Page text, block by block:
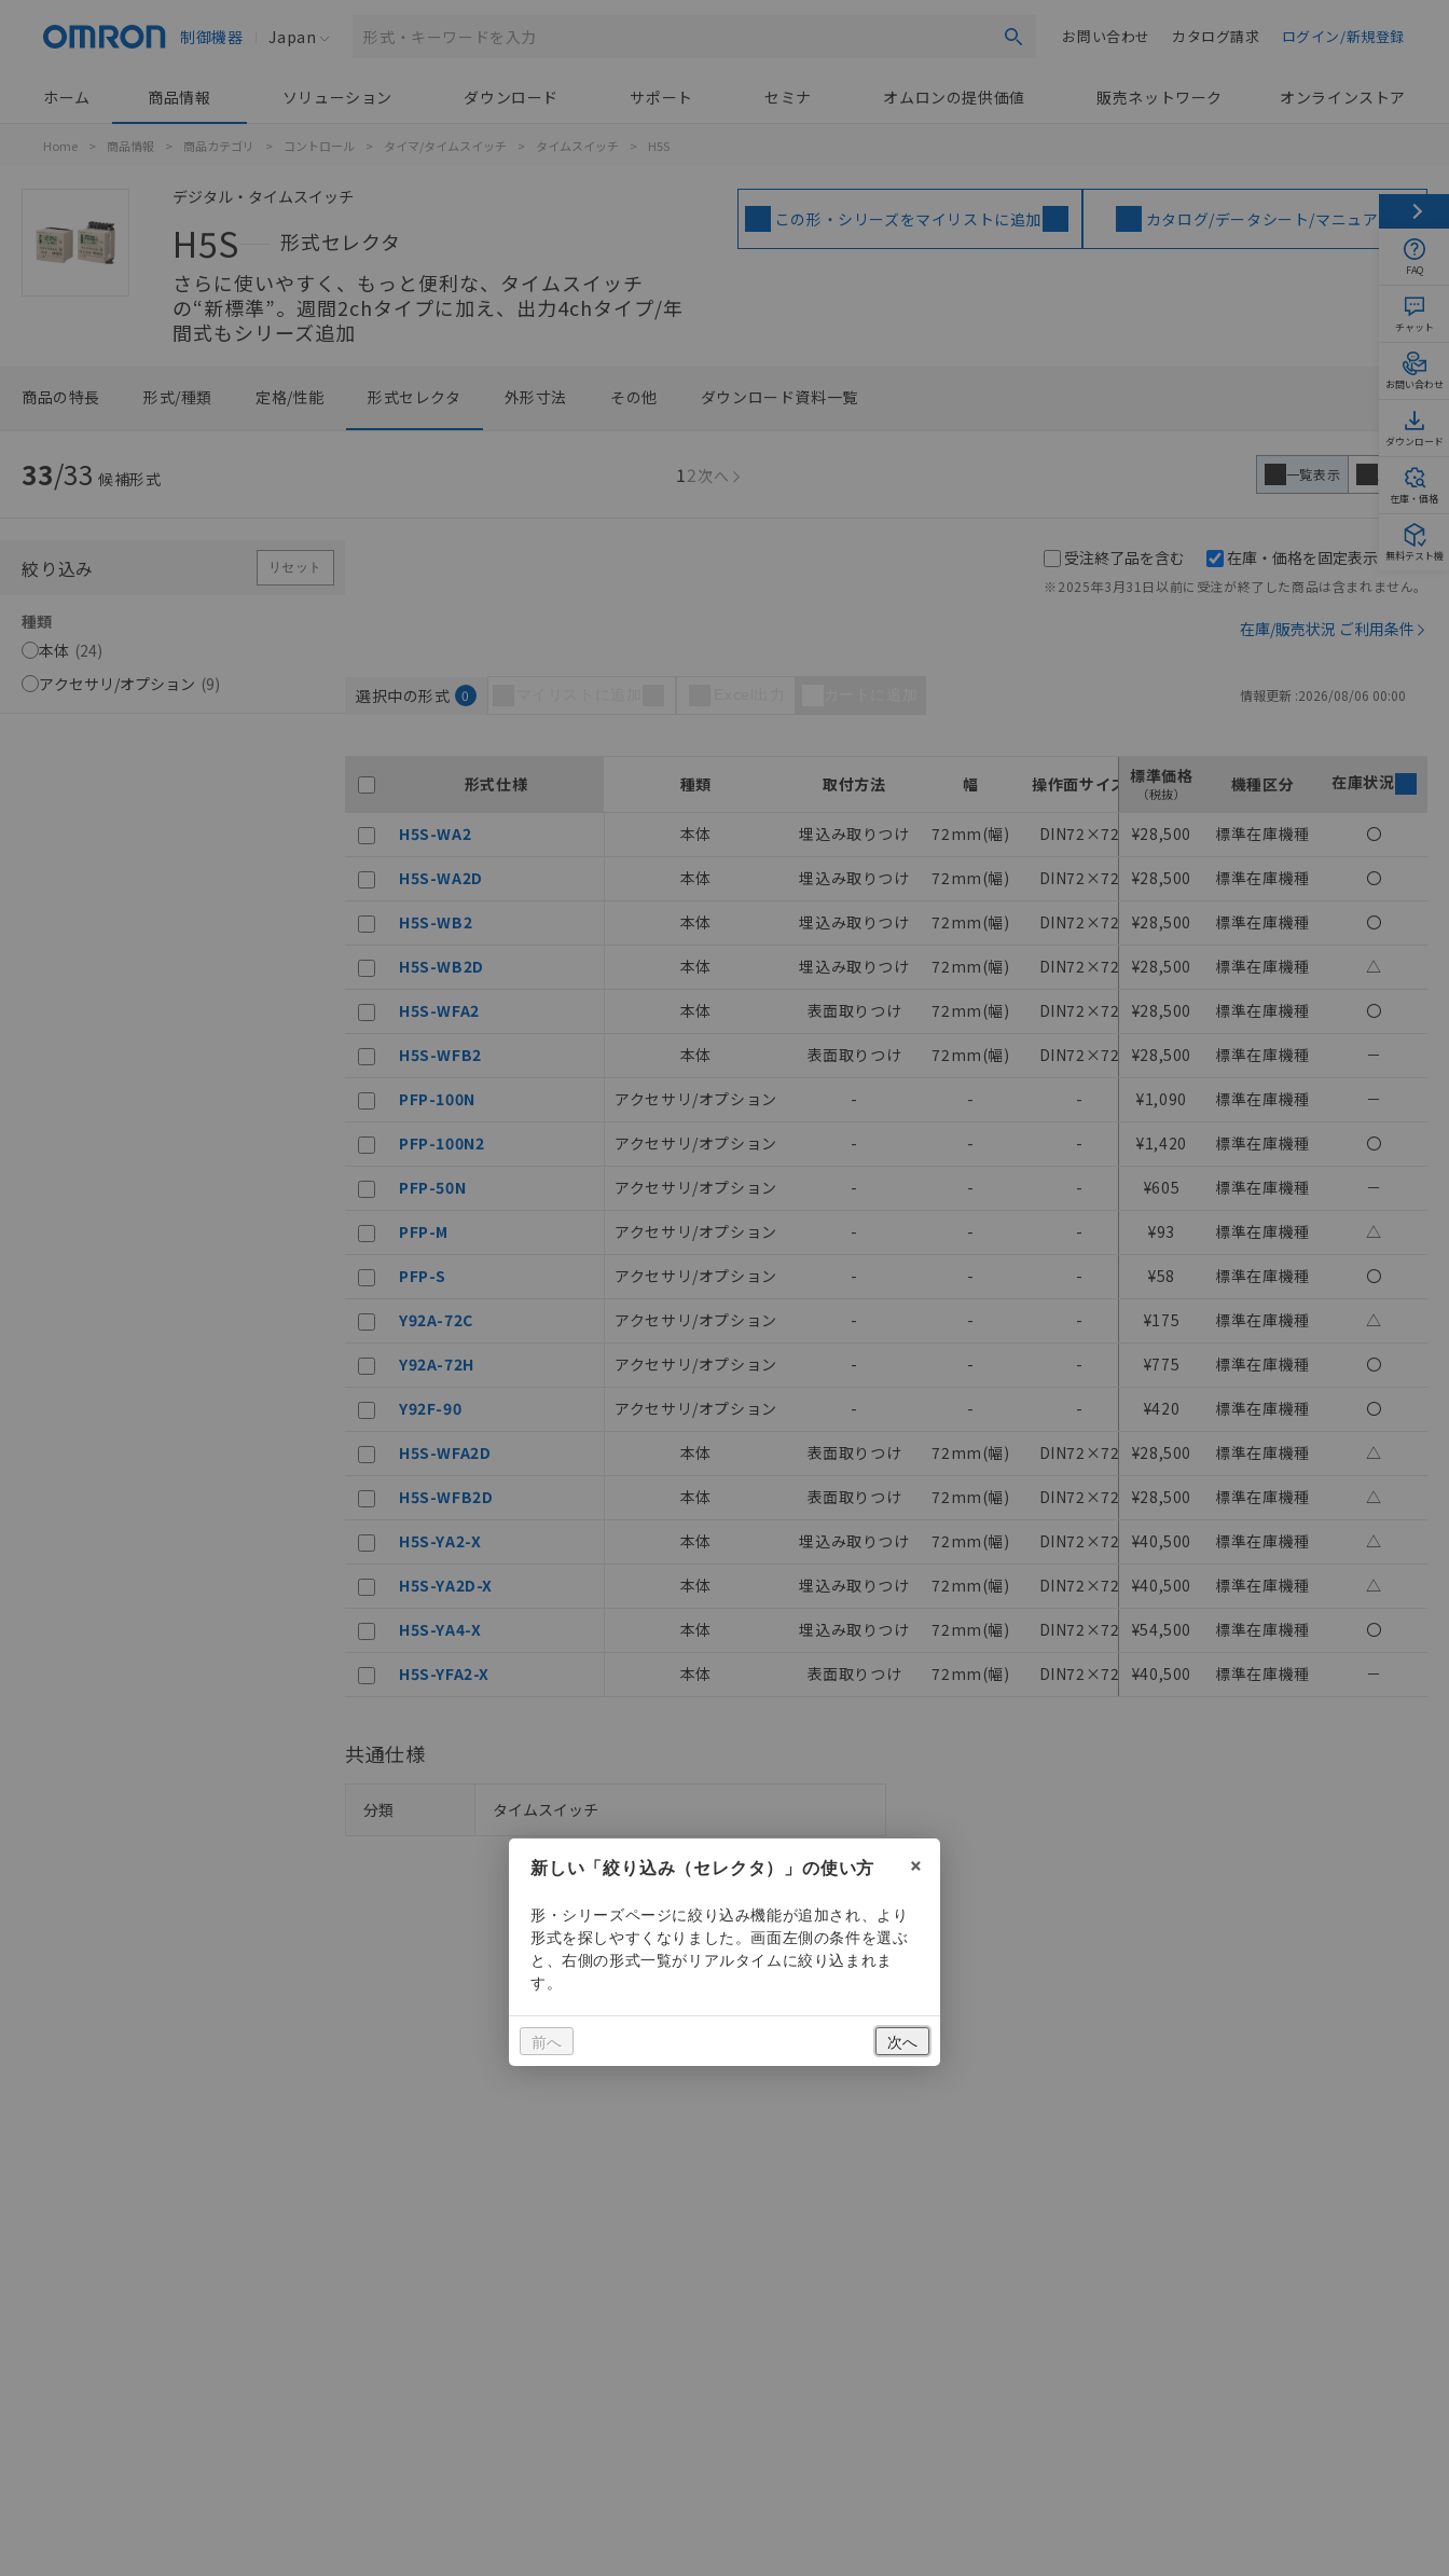
制御機器 Japan 検索 ログイン/新規登録
カタログ請求
お問い合わせ
ホーム 商品情報 ソリューション ダウンロード サポート セミナ オムロンの提供価値 販売ネットワーク オンラインストア
Home > 商品情報 > 商品カテゴリ > コントロール > タイマ/タイムスイッチ > タイムスイッチ > H5S
デジタル・タイムスイッチ
H5S
形式セレクタ
さらに使いやすく、もっと便利な、タイムスイッチ
の“新標準”。週間2chタイプに加え、出力4chタイプ/年
間式もシリーズ追加
この形・シリーズをマイリストに追加 カタログ/データシート/マニュアル
商品の特長 形式/種類 定格/性能 形式セレクタ 外形寸法 その他 ダウンロード資料一覧
33/33 候補形式 12次へ 一覧表示 比較表
絞り込み リセット
種類
本体 (24)
アクセサリ/オプション (9)
受注終了品を含む
※2025年3月31日以前に受注が終了した商品は含まれません。
在庫・価格を固定表示
在庫/販売状況 ご利用条件
選択中の形式 0 情報更新 :2026/08/06 00:00
形式仕様 種類 取付方法 幅 操作面サイズ 電源電圧
標準価格
（税抜） 機種区分 在庫状況
H5S-WA2 本体 埋込み取りつけ 72mm(幅) DIN72×72 AC100～240V(AC) 週間タイ
¥28,500 標準在庫機種 〇
H5S-WA2D 本体 埋込み取りつけ 72mm(幅) DIN72×72 DC24V(DC) 週間タイ
¥28,500 標準在庫機種 〇
H5S-WB2 本体 埋込み取りつけ 72mm(幅) DIN72×72 AC100～240V(AC) 週間タイ
¥28,500 標準在庫機種 〇
H5S-WB2D 本体 埋込み取りつけ 72mm(幅) DIN72×72 DC24V(DC) 週間タイ
¥28,500 標準在庫機種 △
H5S-WFA2 本体 表面取りつけ 72mm(幅) DIN72×72 AC100～240V(AC) 週間タイ
¥28,500 標準在庫機種 〇
H5S-WFB2 本体 表面取りつけ 72mm(幅) DIN72×72 AC100～240V(AC) 週間タイ
¥28,500 標準在庫機種 －
PFP-100N アクセサリ/オプション - - - -
¥1,090 標準在庫機種 －
PFP-100N2 アクセサリ/オプション - - - -
¥1,420 標準在庫機種 〇
PFP-50N アクセサリ/オプション - - - -
¥605 標準在庫機種 －
PFP-M アクセサリ/オプション - - - -
¥93 標準在庫機種 △
PFP-S アクセサリ/オプション - - - -
¥58 標準在庫機種 〇
Y92A-72C アクセサリ/オプション - - - -
¥175 標準在庫機種 △
Y92A-72H アクセサリ/オプション - - - -
¥775 標準在庫機種 〇
Y92F-90 アクセサリ/オプション - - - -
¥420 標準在庫機種 〇
H5S-WFA2D 本体 表面取りつけ 72mm(幅) DIN72×72 DC24V(DC) 週間タイ
¥28,500 標準在庫機種 △
H5S-WFB2D 本体 表面取りつけ 72mm(幅) DIN72×72 DC24V(DC) 週間タイ
¥28,500 標準在庫機種 △
H5S-YA2-X 本体 埋込み取りつけ 72mm(幅) DIN72×72 AC100～240V(AC) 週間タイマ動作;週
¥40,500 標準在庫機種 △
H5S-YA2D-X 本体 埋込み取りつけ 72mm(幅) DIN72×72 DC24V(DC) 週間タイマ動作;週
¥40,500 標準在庫機種 △
H5S-YA4-X 本体 埋込み取りつけ 72mm(幅) DIN72×72 AC100～240V(AC)
¥54,500 標準在庫機種 〇
H5S-YFA2-X 本体 表面取りつけ 72mm(幅) DIN72×72 AC100～240V(AC) 週間タイマ動作;週
¥40,500 標準在庫機種 －
共通仕様
分類 タイムスイッチ
分類 タイムスイッチ
FAQ
チャット
お問い合わせ
ダウンロード
在庫・価格
無料テスト機
記
号
説明
－
在庫なし(最新の在庫状況については、お客様のお取引先、またはお客様担当のオムロン制御
機器販売店・当社販売員にご確認ください)
白
ご利用条件
以下の条件をお読みいただき、同意のうえご利用ください。
本サービスは、当社制御機器事業取扱商品の当社在庫状況および標準価格(税抜)を提供させていただ
当社制御機器事業取扱商品の中には、本サービスの対象外となる商品もあることをご了承ください。
のであり、閲覧された時点での実際の在庫および標準価格とは異なる場合があることをご了承くださ
正式な納期状況および標準価格はお客様のお取引先、またはお客様担当のオムロン制御機器販売店・
オムロン制御機器販売店や当社販売拠点は「販売ネットワーク
」をご確認ください。
す。
ている必要があります。
が、当社の製品・サービスに関するお客様との取引・商談に必要な範囲で利用することをご了承くだ
※当社の共同利用者とは、
"個人情報の共同利用に関して"
の「1.共同利用者の範囲」に記載されて
新しい「絞り込み（セレクタ）」の使い方 ×
前へ 次へ